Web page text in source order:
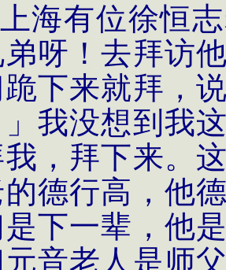
上海有位徐恒
弟呀！去拜访
下来就拜，
」我没想到我
，拜下来。
德行高，他
下一辈，他
音老人是师